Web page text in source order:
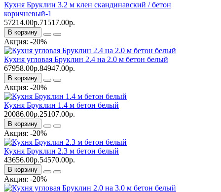
Кухня Бруклин 3.2 м клен скандинавский / бетон
коричневый-1
57214.00р.71517.00р.
В корзину
Акция: -20%
Кухня угловая Бруклин 2.4 на 2.0 м бетон белый
67958.00р.84947.00р.
В корзину
Акция: -20%
Кухня Бруклин 1.4 м бетон белый
20086.00р.25107.00р.
В корзину
Акция: -20%
Кухня Бруклин 2.3 м бетон белый
43656.00р.54570.00р.
В корзину
Акция: -20%